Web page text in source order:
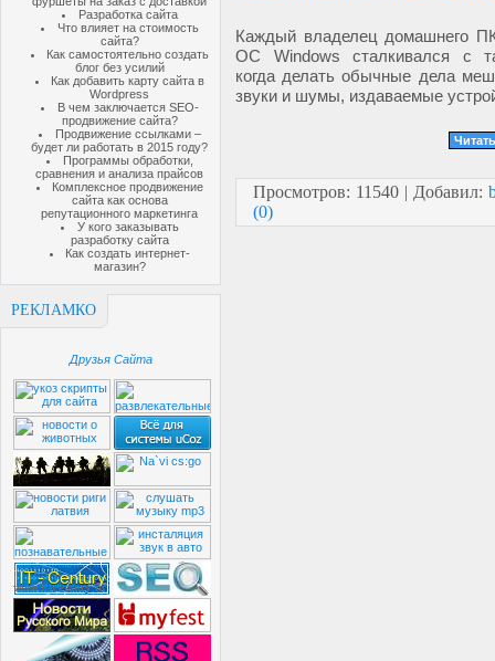
Разработка сайта
Что влияет на стоимость
сайта?
Как самостоятельно создать
блог без усилий
Как добавить карту сайта в
Wordpress
В чем заключается SEO-
продвижение сайта?
Продвижение ссылками –
будет ли работать в 2015 году?
Программы обработки,
сравнения и анализа прайсов
Комплексное продвижение
сайта как основа
репутационного маркетинга
У кого заказывать
разработку сайта
Как создать интернет-
магазин?
РЕКЛАМКО
Друзья Сайта
Каждый владелец домашнего
ОС Windows сталкивался с
когда делать обычные дела
звуки и шумы, издаваемые
Просмотров: 11540 | Добавил:
(0)